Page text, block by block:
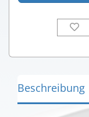
Beschreibung